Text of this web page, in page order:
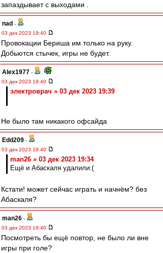
запаздывает с выходами .
nad -
03 дек 2023 19:40
Провокации Бериша им только на руку.
Добьются стычек, игры не будет.
Alex1977 -
03 дек 2023 19:40
электроврач » 03 дек 2023 19:39
Не было там никакого офсайда
Edd209 -
03 дек 2023 19:40
man26 » 03 дек 2023 19:34
Ещё и Абаскаля удалили:(
Кстати! может сейчас играть и начнём? без
Абаскаля?
man26 -
03 дек 2023 19:40
Посмотреть бы ещё повтор, не было ли вне
игры при голе?